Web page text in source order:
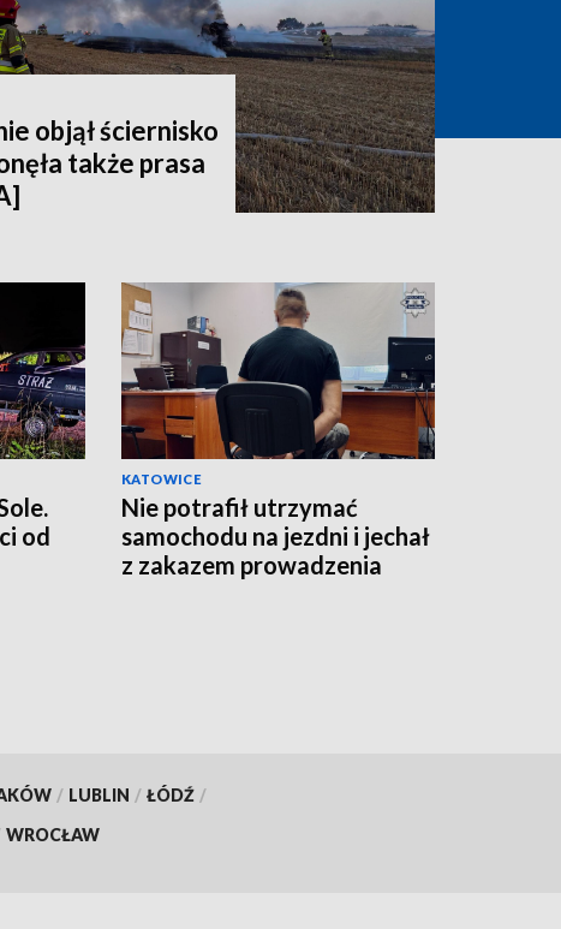
objął ściernisko
także prasa
od
KATOWICE
Nie potrafił utrzymać
samochodu na jezdni i jechał
z zakazem prowadzenia
/ LUBLIN / ŁÓDŹ /
WROCŁAW